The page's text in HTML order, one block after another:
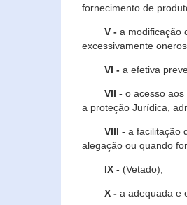
fornecimento de
V - a modificação
excessivamente
VI - a efetiva
VII - o acesso
a proteção Jurídica,
VIII - a facilitação
alegação ou quando
IX - (Vetado);
X - a adequada e